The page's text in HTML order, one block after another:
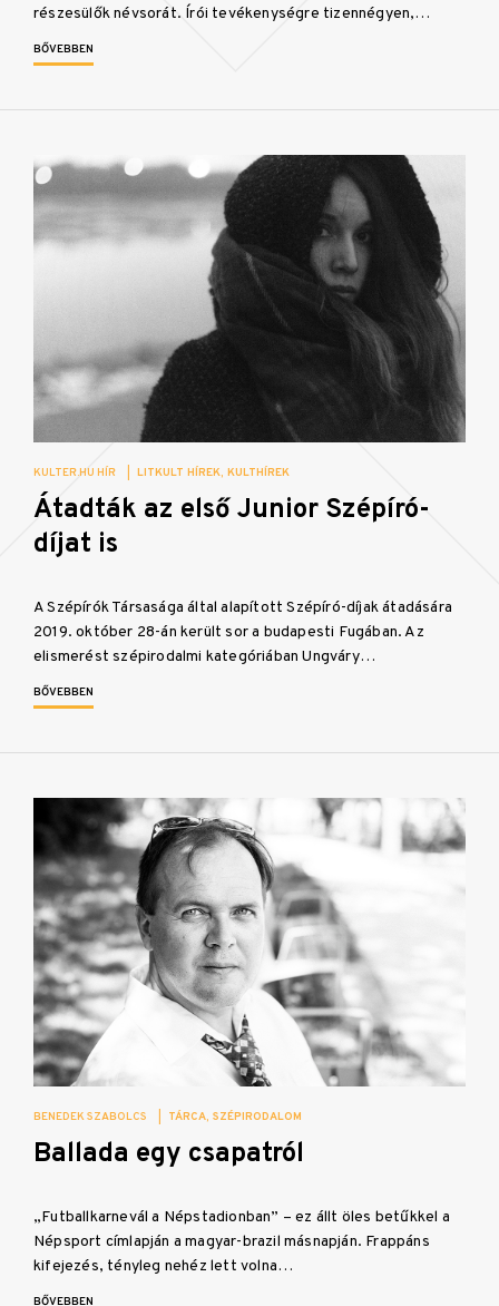
részesülők névsorát. Írói tevékenységre tizennégyen,…
BŐVEBBEN
KULTER.HU HÍR LITKULT HÍREK KULTHÍREK
Átadták az első Junior Szépíró-
díjat is
A Szépírók Társasága által alapított Szépíró-díjak átadására
2019. október 28-án került sor a budapesti Fugában. Az
elismerést szépirodalmi kategóriában Ungváry…
BŐVEBBEN
BENEDEK SZABOLCS TÁRCA SZÉPIRODALOM
Ballada egy csapatról
„Futballkarnevál a Népstadionban” – ez állt öles betűkkel a
Népsport címlapján a magyar-brazil másnapján. Frappáns
kifejezés, tényleg nehéz lett volna…
BŐVEBBEN